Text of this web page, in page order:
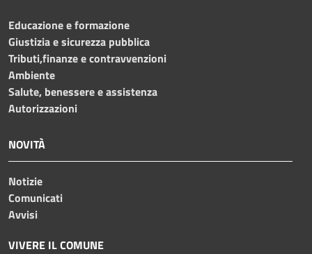
Educazione e formazione
Giustizia e sicurezza pubblica
Tributi,finanze e contravvenzioni
Ambiente
Salute, benessere e assistenza
Autorizzazioni
NOVITÀ
Notizie
Comunicati
Avvisi
VIVERE IL COMUNE